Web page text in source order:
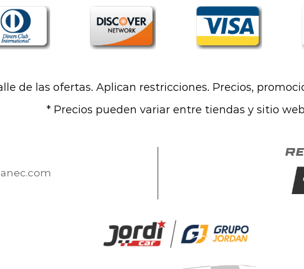
de las ofertas. Aplican restricciones. Precios,
* Precios pueden variar entre tiendas y sitio web